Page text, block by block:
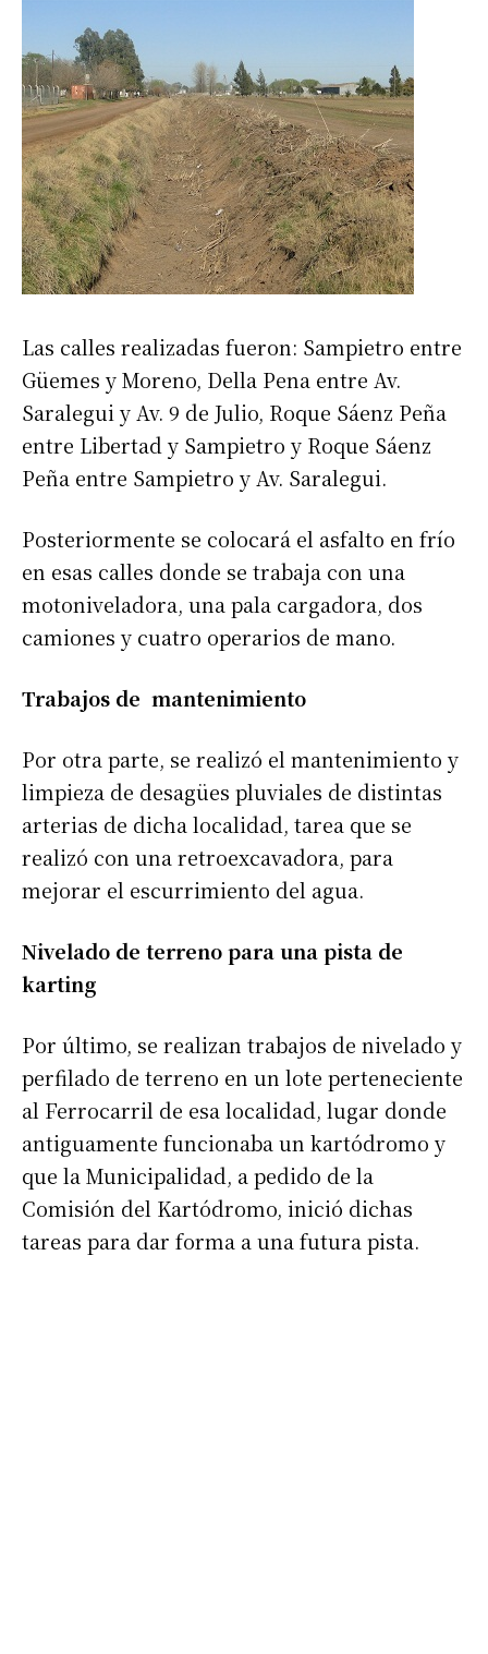
Las calles realizadas fueron: Sampietro entre
Güemes y Moreno, Della Pena entre Av.
Saralegui y Av. 9 de Julio, Roque Sáenz Peña
entre Libertad y Sampietro y Roque Sáenz
Peña entre Sampietro y Av. Saralegui.
Posteriormente se colocará el asfalto en frío
en esas calles donde se trabaja con una
motoniveladora, una pala cargadora, dos
camiones y cuatro operarios de mano.
Trabajos de mantenimiento
Por otra parte, se realizó el mantenimiento y
limpieza de desagües pluviales de distintas
arterias de dicha localidad, tarea que se
realizó con una retroexcavadora, para
mejorar el escurrimiento del agua.
Nivelado de terreno para una pista de
karting
Por último, se realizan trabajos de nivelado y
perfilado de terreno en un lote perteneciente
al Ferrocarril de esa localidad, lugar donde
antiguamente funcionaba un kartódromo y
que la Municipalidad, a pedido de la
Comisión del Kartódromo, inició dichas
tareas para dar forma a una futura pista.